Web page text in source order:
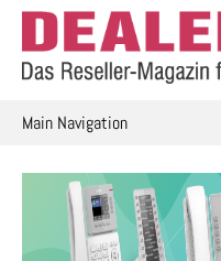
Skip
content
Main Navigation